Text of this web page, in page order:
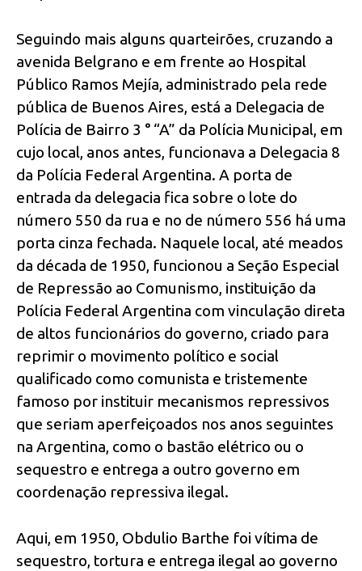
Seguindo mais alguns quarteirões, cruzando a
avenida Belgrano e em frente ao Hospital
Público Ramos Mejía, administrado pela rede
pública de Buenos Aires, está a Delegacia de
Polícia de Bairro 3 ° “A” da Polícia Municipal, em
cujo local, anos antes, funcionava a Delegacia 8
da Polícia Federal Argentina. A porta de
entrada da delegacia fica sobre o lote do
número 550 da rua e no de número 556 há uma
porta cinza fechada. Naquele local, até meados
da década de 1950, funcionou a Seção Especial
de Repressão ao Comunismo, instituição da
Polícia Federal Argentina com vinculação direta
de altos funcionários do governo, criado para
reprimir o movimento político e social
qualificado como comunista e tristemente
famoso por instituir mecanismos repressivos
que seriam aperfeiçoados nos anos seguintes
na Argentina, como o bastão elétrico ou o
sequestro e entrega a outro governo em
coordenação repressiva ilegal.
Aqui, em 1950, Obdulio Barthe foi vítima de
sequestro, tortura e entrega ilegal ao governo